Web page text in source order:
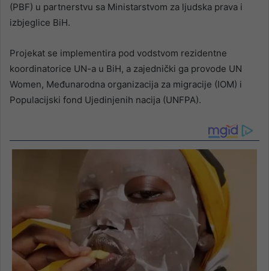
(PBF) u partnerstvu sa Ministarstvom za ljudska prava i
izbjeglice BiH.
Projekat se implementira pod vodstvom rezidentne
koordinatorice UN-a u BiH, a zajednički ga provode UN
Women, Međunarodna organizacija za migracije (IOM) i
Populacijski fond Ujedinjenih nacija (UNFPA).